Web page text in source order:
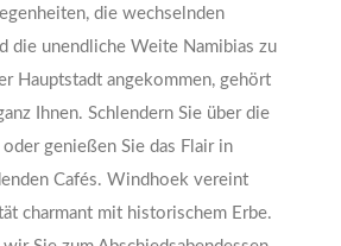
die wechselnden
die unendliche Weite Namibias zu
Hauptstadt angekommen, gehört
Ihnen. Schlendern Sie über die
genießen Sie das Flair in
Cafés. Windhoek vereint
charmant mit historischem Erbe.